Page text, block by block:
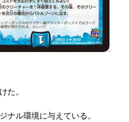
た。
ナル環境に与えている。